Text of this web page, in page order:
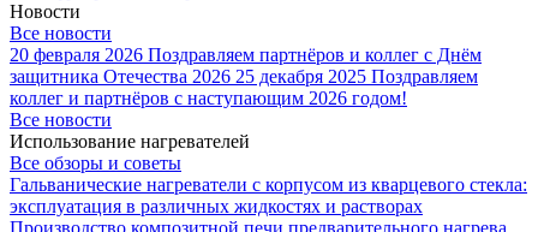
Новости
Все новости
20 февраля 2026 Поздравляем партнёров и коллег с Днём
защитника Отечества 2026 25 декабря 2025 Поздравляем
коллег и партнёров с наступающим 2026 годом!
Все новости
Использование нагревателей
Все обзоры и советы
Гальванические нагреватели с корпусом из кварцевого стекла:
эксплуатация в различных жидкостях и растворах
Производство композитной печи предварительного нагрева